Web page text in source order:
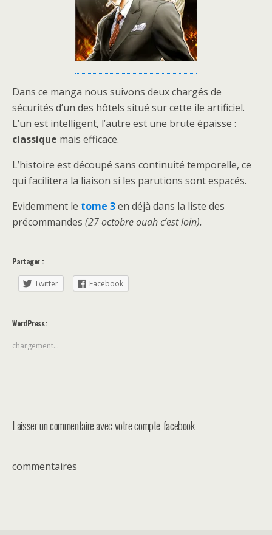
Dans ce manga nous suivons deux chargés de
sécurités d’un des hôtels situé sur cette ile artificiel.
L’un est intelligent, l’autre est une brute épaisse :
classique mais efficace.
L’histoire est découpé sans continuité temporelle, ce
qui facilitera la liaison si les parutions sont espacés.
Evidemment le tome 3en déjà dans la liste des
précommandes (27 octobre ouah c’est loin).
Partager :
Twitter Facebook
WordPress:
chargement…
Laisser un commentaire avec votre compte facebook
commentaires